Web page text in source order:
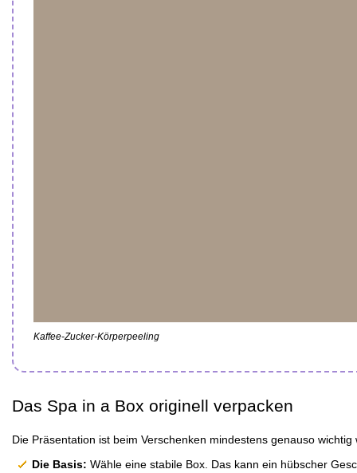
Kaffee-Zucker-Körperpeeling
Das Spa in a Box originell verpacken
Die Präsentation ist beim Verschenken mindestens genauso
Die Basis: Wähle eine stabile Box. Das kann ein hübscher